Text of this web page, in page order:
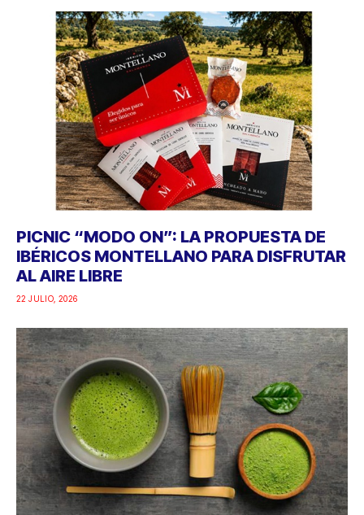
PICNIC “MODO ON”: LA PROPUESTA DE
IBÉRICOS MONTELLANO PARA DISFRUTAR
AL AIRE LIBRE
22 JULIO, 2026